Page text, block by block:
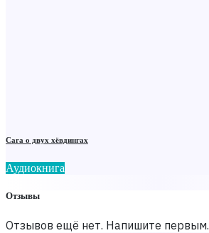
Сага о двух хёвдингах
Аудиокнига
Отзывы
Отзывов ещё нет. Напишите первым.